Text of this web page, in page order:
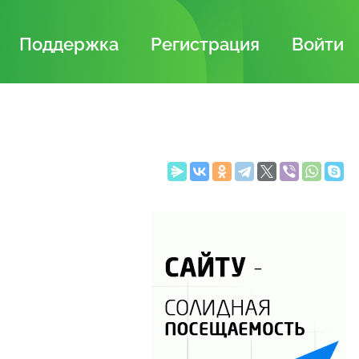
Поддержка Регистрация Войти